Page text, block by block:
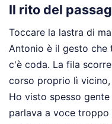
Il rito del
Toccare la lastra di
Antonio è il gesto che
c'è coda. La fila
corso proprio lì
Ho visto spesso
parlava a voce